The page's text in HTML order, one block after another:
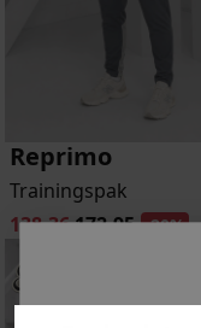
Reprimo
Trainingspak
138.36172.95 -20%